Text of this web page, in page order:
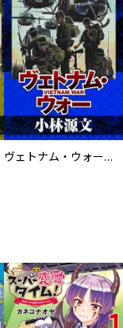
ヴェトナム・ウォー VIETNAM WAR